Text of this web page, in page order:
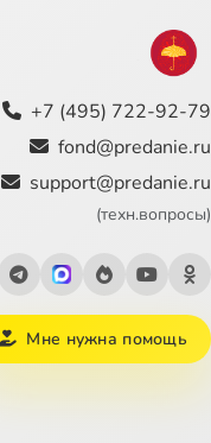
+7 (495) 722-92-79
fond@predanie.ru
support@predanie.ru
(техн.вопросы)
Мне нужна помощь